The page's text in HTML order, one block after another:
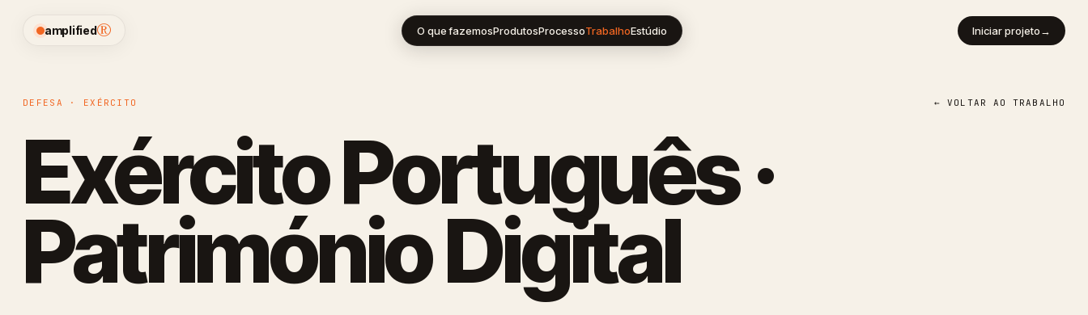
amplified® O que fazemosProdutosProcessoTrabalhoEstúdio Iniciar projeto→
DEFESA · EXÉRCITO ← VOLTAR AO TRABALHO
Exército Português ·
Património Digital